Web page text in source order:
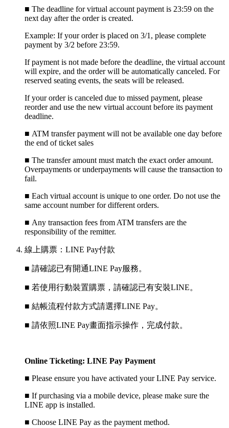
■ The deadline for virtual account payment is 23:59 on the
next day after the order is created.
Example: If your order is placed on 3/1, please complete
payment by 3/2 before 23:59.
If payment is not made before the deadline, the virtual account
will expire, and the order will be automatically canceled. For
reserved seating events, the seats will be released.
If your order is canceled due to missed payment, please
reorder and use the new virtual account before its payment
deadline.
■ ATM transfer payment will not be available one day before
the end of ticket sales
■ The transfer amount must match the exact order amount.
Overpayments or underpayments will cause the transaction to
fail.
■ Each virtual account is unique to one order. Do not use the
same account number for different orders.
■ Any transaction fees from ATM transfers are the
responsibility of the remitter.
線上購票：LINE Pay付款
■ 請確認已有開通LINE Pay服務。
■ 若使用行動裝置購票，請確認已有安裝LINE。
■ 結帳流程付款方式請選擇LINE Pay。
■ 請依照LINE Pay畫面指示操作，完成付款。
Online Ticketing: LINE Pay Payment
■ Please ensure you have activated your LINE Pay service.
■ If purchasing via a mobile device, please make sure the
LINE app is installed.
■ Choose LINE Pay as the payment method.